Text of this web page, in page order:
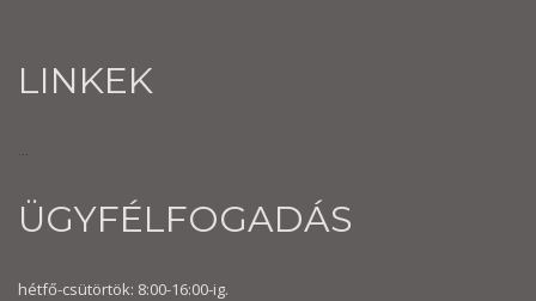
LINKEK
ÜGYFÉLFOGADÁS
hétfő-csütörtök: 8:00-16:00-ig.